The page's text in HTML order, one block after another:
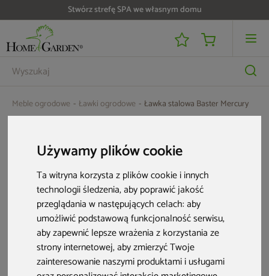
Używamy plików cookie
Ta witryna korzysta z plików cookie i innych
technologii śledzenia, aby poprawić jakość
przeglądania w następujących celach:aby
umożliwić podstawową funkcjonalność serwisu,
aby zapewnić lepsze wrażenia z korzystania ze
strony internetowej,aby zmierzyć Twoje
zainteresowanie naszymi produktami i usługami
Stwórz strefę SPA we własnym domu
Meble ogrodowe Ławki ogrodowe Ławka stalowa Baster Mercury